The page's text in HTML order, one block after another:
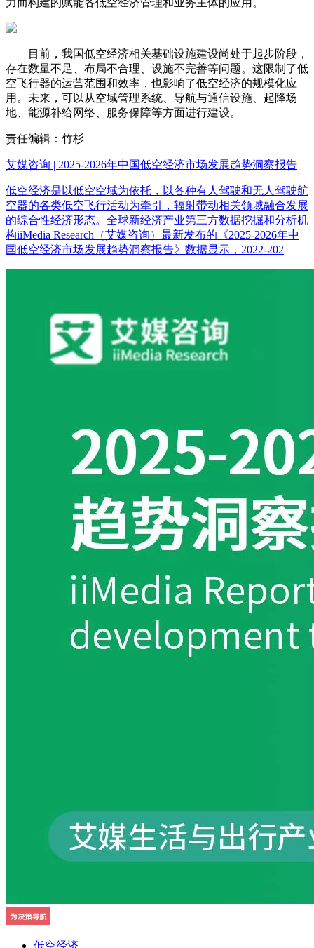
力而构建的赋能各低空经济管理和业务主体的应用。
目前，我国低空经济相关基础设施建设尚处于起步阶段，
存在数量不足、布局不合理、设施不完善等问题。这限制了低
空飞行器的运营范围和效率，也影响了低空经济的规模化应
用。未来，可以从空域管理系统、导航与通信设施、起降场
地、能源补给网络、服务保障等方面进行建设。
责任编辑：竹杉
艾媒咨询 | 2025-2026年中国低空经济市场发展趋势洞察报告
低空经济是以低空空域为依托，以各种有人驾驶和无人驾驶航
空器的各类低空飞行活动为牵引，辐射带动相关领域融合发展
的综合性经济形态。全球新经济产业第三方数据挖掘和分析机
构iiMedia Research（艾媒咨询）最新发布的《2025-2026年中
国低空经济市场发展趋势洞察报告》数据显示，2022-202